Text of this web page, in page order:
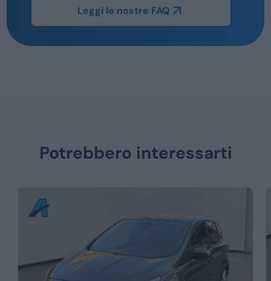
Leggi le nostre FAQ
Potrebbero interessarti